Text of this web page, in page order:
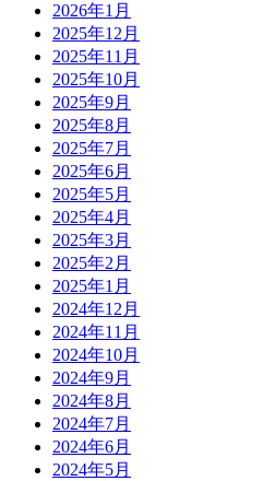
2026年1月
2025年12月
2025年11月
2025年10月
2025年9月
2025年8月
2025年7月
2025年6月
2025年5月
2025年4月
2025年3月
2025年2月
2025年1月
2024年12月
2024年11月
2024年10月
2024年9月
2024年8月
2024年7月
2024年6月
2024年5月